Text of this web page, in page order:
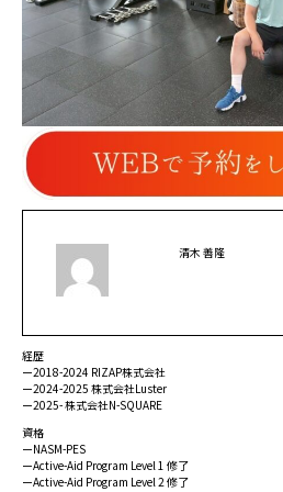
清木 善隆
経歴
ー2018-2024 RIZAP株式会社
ー2024-2025 株式会社Luster
ー2025- 株式会社N-SQUARE
資格
ーNASM-PES
ーActive-Aid Program Level 1 修了
ーActive-Aid Program Level 2 修了